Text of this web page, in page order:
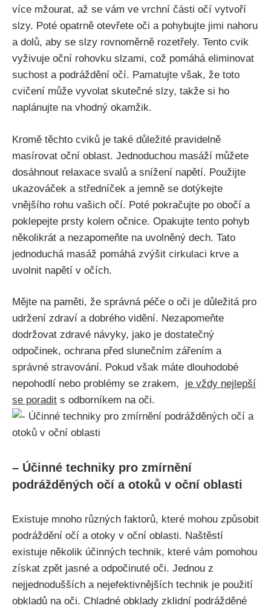
více mžourat, až se vám ve vrchní části očí ⁣vytvoří
slzy. Poté opatrně otevřete oči a pohybujte ​jimi nahoru‌
a ⁤dolů, aby se slzy rovnoměrně rozetřely. Tento cvik​
vyživuje oční rohovku ⁢slzami, což pomáhá eliminovat
suchost a podráždění‌ očí. Pamatujte však, že toto
cvičení může vyvolat ‌skutečné slzy, takže si ho⁤
naplánujte na vhodný okamžik.
Kromě těchto cviků je také důležité pravidelně
masírovat oční oblast. Jednoduchou masáží můžete ​
dosáhnout relaxace svalů a snížení napětí. Použijte
ukazováček‌ a středníček⁣ a jemně se dotýkejte ​
vnějšího rohu ⁣vašich očí. Poté pokračujte po obočí a
poklepejte prsty kolem očnice. Opakujte tento pohyb
několikrát a nezapomeňte na uvolněný dech. Tato
jednoduchá masáž pomáhá zvýšit ⁤cirkulaci krve a
uvolnit⁤ napětí v očích.
Mějte na paměti, že správná péče o oči je důležitá pro
udržení zdraví a dobrého vidění.‍ Nezapomeňte
dodržovat zdravé návyky, jako je dostatečný
⁤odpočinek, ochrana před slunečním zářením a
správné stravování. Pokud však máte dlouhodobé‍
nepohodlí nebo problémy se zrakem, ⁤ je ⁣vždy nejlepší
se poradit s⁤ odborníkem na oči.
– Účinné techniky pro zmírnění
podrážděných očí a otoků v oční oblasti
Existuje mnoho různých faktorů, ​které mohou způsobit
podráždění ​očí a otoky v oční oblasti. Naštěstí
existuje několik účinných ‍technik,⁤ které vám pomohou⁣
získat​ zpět jasné a ⁢odpočinuté oči. Jednou ⁣z
nejjednodušších a nejefektivnějších technik je použití
obkladů na oči. Chladné obklady zklidní podrážděné